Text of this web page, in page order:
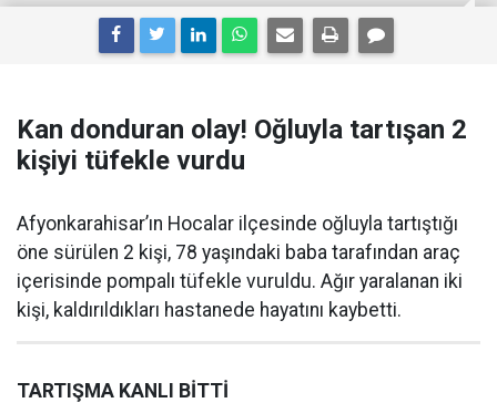
Kan donduran olay! Oğluyla tartışan 2
kişiyi tüfekle vurdu
Afyonkarahisar’ın Hocalar ilçesinde oğluyla tartıştığı
öne sürülen 2 kişi, 78 yaşındaki baba tarafından araç
içerisinde pompalı tüfekle vuruldu. Ağır yaralanan iki
kişi, kaldırıldıkları hastanede hayatını kaybetti.
TARTIŞMA KANLI BİTTİ